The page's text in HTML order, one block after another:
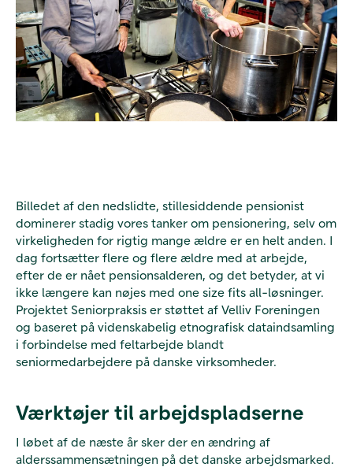
Billedet af den nedslidte, stillesiddende pensionist
dominerer stadig vores tanker om pensionering, selv om
virkeligheden for rigtig mange ældre er en helt anden. I
dag fortsætter flere og flere ældre med at arbejde,
efter de er nået pensionsalderen, og det betyder, at vi
ikke længere kan nøjes med one size fits all-løsninger.
Projektet Seniorpraksis er støttet af Velliv Foreningen
og baseret på videnskabelig etnografisk dataindsamling
i forbindelse med feltarbejde blandt
seniormedarbejdere på danske virksomheder.
Værktøjer til arbejdspladserne
I løbet af de næste år sker der en ændring af
alderssammensætningen på det danske arbejdsmarked.